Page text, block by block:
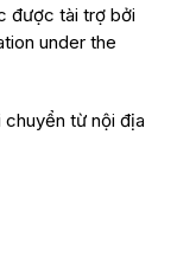
được tài trợ bởi
under the
từ nội địa